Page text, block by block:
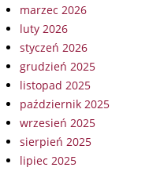
marzec 2026
luty 2026
styczeń 2026
grudzień 2025
listopad 2025
październik 2025
wrzesień 2025
sierpień 2025
lipiec 2025